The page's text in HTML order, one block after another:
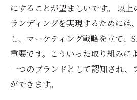
にすることが望ましいです。 以
ランディングを実現するためには
し、マーケティング戦略を立て、
重要です。こういった取り組みに
一つのブランドとして認知され、
ができます。